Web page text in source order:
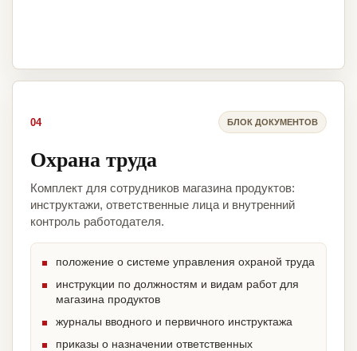
04 БЛОК ДОКУМЕНТОВ
Охрана труда
Комплект для сотрудников магазина продуктов:
инструктажи, ответственные лица и внутренний
контроль работодателя.
положение о системе управления охраной труда
инструкции по должностям и видам работ для
магазина продуктов
журналы вводного и первичного инструктажа
приказы о назначении ответственных